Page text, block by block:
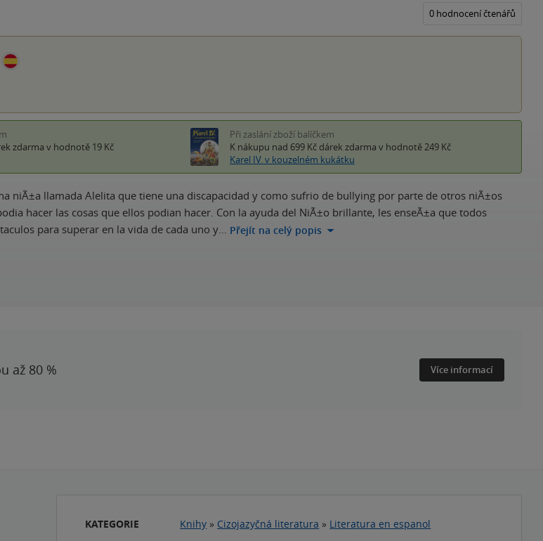
0 hodnocení čtenářů
zdarma v hodnotě 19 Kč
Při zaslání zboží balíčkem
K nákupu nad 699 Kč dárek zdarma v hodnotě 249 Kč
Karel IV. v kouzelném kukátku
niÃ±a llamada Alelita que tiene una discapacidad y como sufrio de bullying por parte de otros niÃ±os
hacer las cosas que ellos podian hacer. Con la ayuda del NiÃ±o brillante, les enseÃ±a que todos
para superar en la vida de cada uno y… Přejít na celý popis
až 80 % Více informací
KATEGORIE Knihy » Cizojazyčná literatura » Literatura en espanol